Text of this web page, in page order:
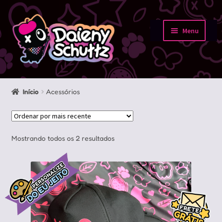
Pular
para
navegação
Pular
para
conteúdo
Menu
Início
Loja
Portfolio
Contato
Início Acessórios
Mostrando todos os 2 resultadosClassificado
recente